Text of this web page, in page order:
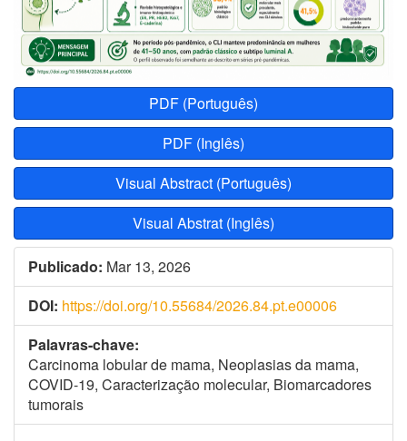
PDF (Português)
PDF (Inglês)
Visual Abstract (Português)
Visual Abstrat (Inglês)
Publicado: Mar 13, 2026
DOI: https://doi.org/10.55684/2026.84.pt.e00006
Palavras-chave:
Carcinoma lobular de mama, Neoplasias da mama,
COVID-19, Caracterização molecular, Biomarcadores
tumorais